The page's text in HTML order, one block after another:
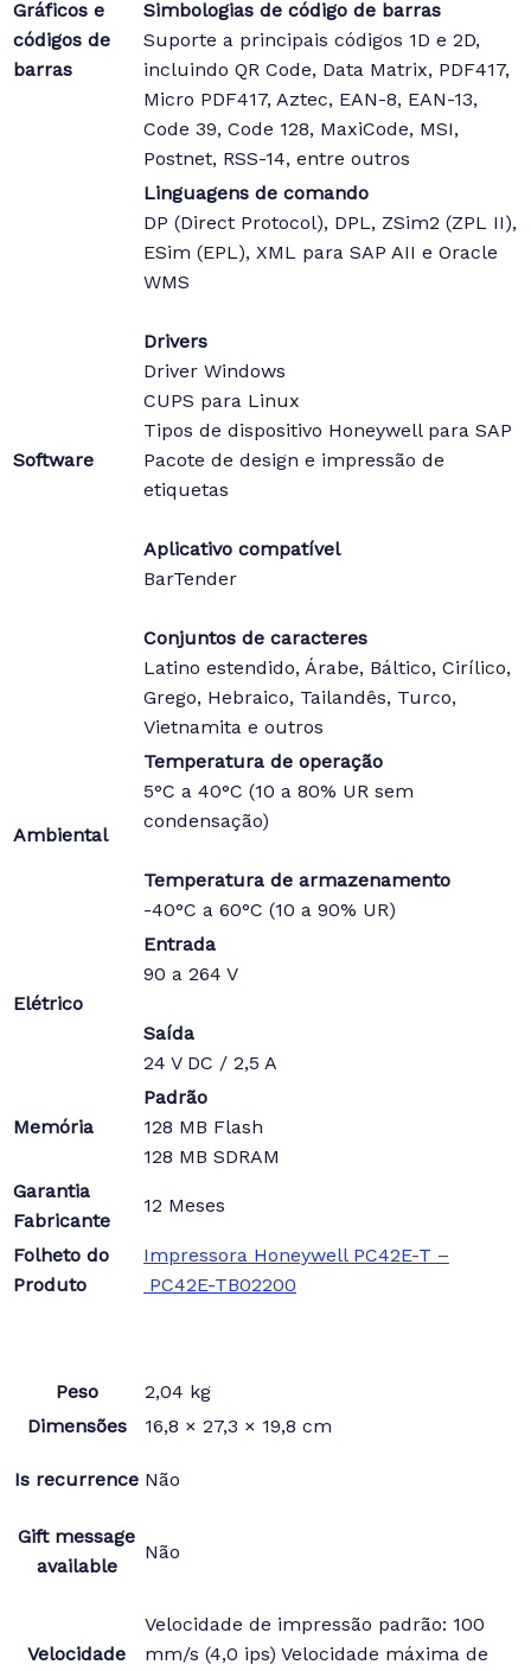
Gráficos e
códigos de
barras
Simbologias de código de barras
Suporte a principais códigos 1D e 2D,
incluindo QR Code, Data Matrix, PDF417,
Micro PDF417, Aztec, EAN-8, EAN-13,
Code 39, Code 128, MaxiCode, MSI,
Postnet, RSS-14, entre outros
Software
Linguagens de comando
DP (Direct Protocol), DPL, ZSim2 (ZPL II),
ESim (EPL), XML para SAP AII e Oracle
WMS
Drivers
Driver Windows
CUPS para Linux
Tipos de dispositivo Honeywell para SAP
Pacote de design e impressão de
etiquetas
Aplicativo compatível
BarTender
Conjuntos de caracteres
Latino estendido, Árabe, Báltico, Cirílico,
Grego, Hebraico, Tailandês, Turco,
Vietnamita e outros
Ambiental
Temperatura de operação
5°C a 40°C (10 a 80% UR sem
condensação)
Temperatura de armazenamento
-40°C a 60°C (10 a 90% UR)
Elétrico
Entrada
90 a 264 V
Saída
24 V DC / 2,5 A
Memória
Padrão
128 MB Flash
128 MB SDRAM
Garantia
Fabricante
12 Meses
Folheto do
Produto
Impressora Honeywell PC42E-T –
PC42E-TB02200
Peso
2,04 kg
Dimensões
16,8 × 27,3 × 19,8 cm
Is recurrence Não
Gift message
available
Não
Velocidade
Velocidade de impressão padrão: 100
mm/s (4,0 ips) Velocidade máxima de